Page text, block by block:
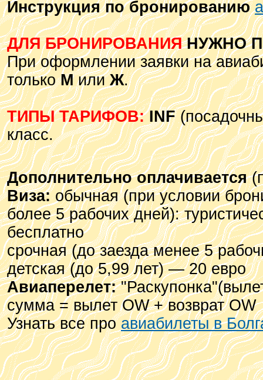
Инструкция по бронированию
ДЛЯ БРОНИРОВАНИЯНУЖНО
При оформлении заявки на
толькоМилиЖ.
ТИПЫ ТАРИФОВ: INF
класс.
Дополнительно оплачивается
Виза:обычная (при условии
более 5 рабочих дней):
бесплатно
срочная (до заезда менее 5
детская (до 5,99 лет) — 20 евро
Авиаперелет:
сумма = вылет OW + возврат OW
Узнать все проавиабилеты в